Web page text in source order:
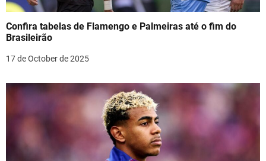
Confira tabelas de Flamengo e Palmeiras até o fim do
Brasileirão
17 de October de 2025